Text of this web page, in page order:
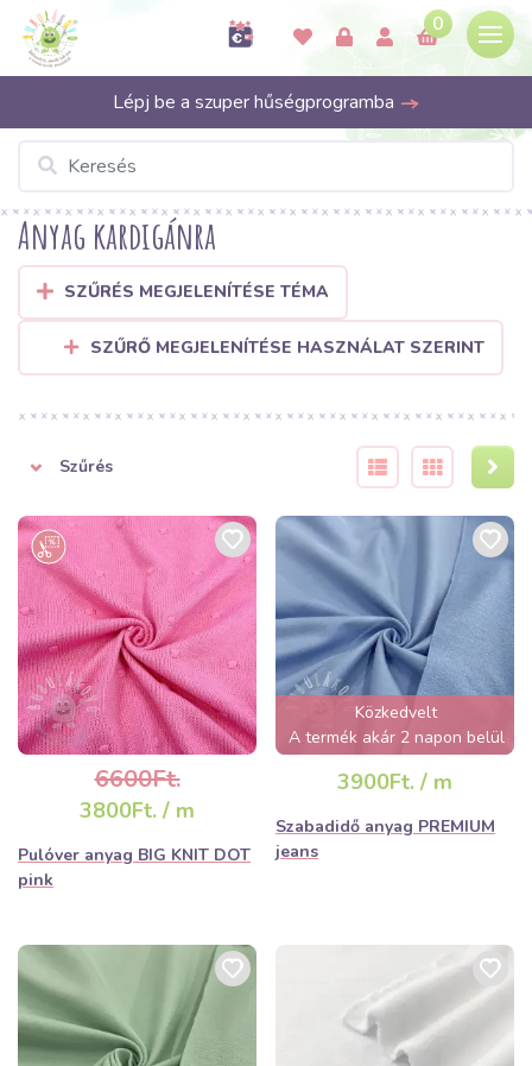
0
Lépj be a szuper hűségprogramba
Anyag kardigánra
SZŰRÉS MEGJELENÍTÉSE TÉMA
SZŰRŐ MEGJELENÍTÉSE HASZNÁLAT SZERINT
Szűrés
6600Ft.
3800Ft. / m
Pulóver anyag BIG KNIT DOT
pink
Közkedvelt
A termék akár 2 napon belül
elfogyhat!
3900Ft. / m
Szabadidő anyag PREMIUM
jeans